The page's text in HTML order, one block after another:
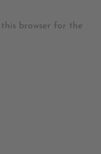
browser for the